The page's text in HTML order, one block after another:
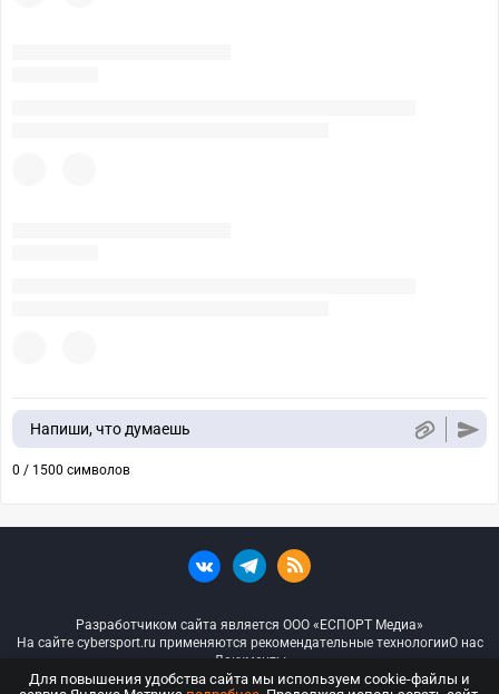
Напиши, что думаешь
0 / 1500 символов
Разработчиком сайта является ООО «ЕСПОРТ Медиа»
На сайте cybersport.ru применяются рекомендательные технологииО нас
Документы
Для повышения удобства сайта мы используем cookie-файлы и